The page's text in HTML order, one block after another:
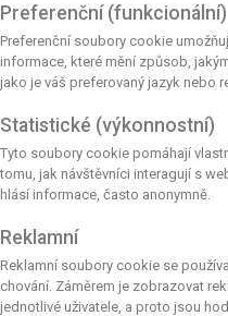
Preferenční (funkcionální)
Preferenční soubory cookie
informace, které mění způsob,
jako je váš preferovaný jazyk nebo
Statistické (výkonnostní)
Tyto soubory cookie pomáhají
tomu, jak návštěvníci interagují s
hlásí informace, často anonymně.
Reklamní
Reklamní soubory cookie se
chování. Záměrem je zobrazovat
jednotlivé uživatele, a proto jsou